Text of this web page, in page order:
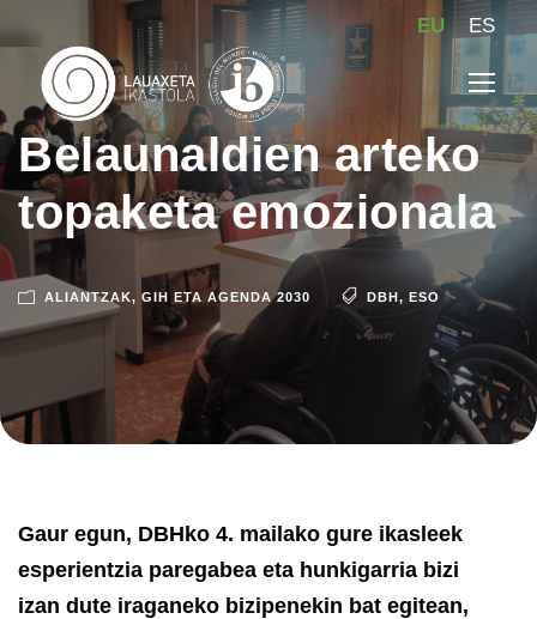
EU ES
Belaunaldien arteko
topaketa emozionala
ALIANTZAK, GIH ETA AGENDA 2030 DBH, ESO
Gaur egun, DBHko 4. mailako gure ikasleek
esperientzia paregabea eta hunkigarria bizi
izan dute iraganeko bizipenekin bat egitean,